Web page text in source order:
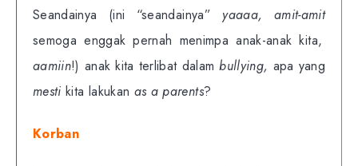
Seandainya (ini “seandainya” yaaaa, amit-amit
semoga enggak pernah menimpa anak-anak kita,
aamiin!) anak kita terlibat dalambullying, apa yang
mesti kita lakukan as a parents?
Korban